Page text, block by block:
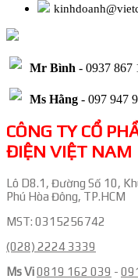
Mr Bình - 0937 867
Ms Hằng - 097 947
CÔNG TY CỔ
ĐIỆN VIỆT NAM
Lô D8.1, Đường Số 10,
Phú Hòa Đông, TP.HCM
MST: 0315256742
(028) 2224 3339
Ms Vi0819 162 039 -